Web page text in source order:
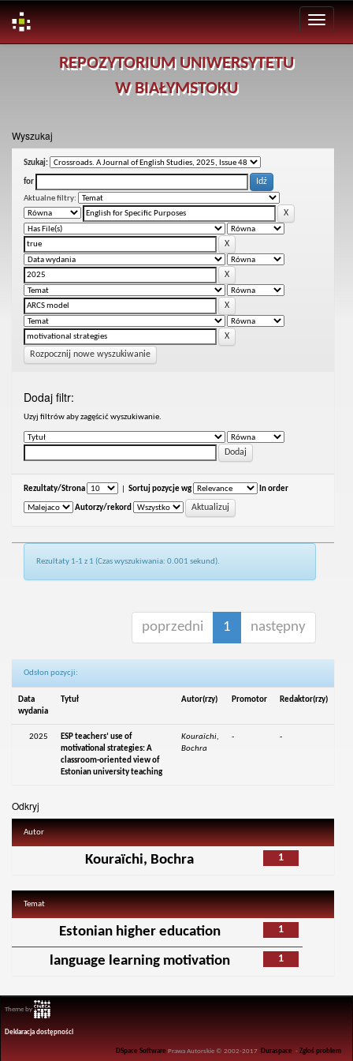
REPOZYTORIUM UNIWERSYTETU
W BIAŁYMSTOKU
Wyszukaj
Szukaj:
for
Aktualne filtry:
Rozpocznij nowe wyszukiwanie
Dodaj filtr:
Uzyj filtrów aby zagęścić wyszukiwanie.
Rezultaty/Strona Sortuj pozycje wg In order
Autorzy/rekord
Rezultaty 1-1 z 1 (Czas wyszukiwania: 0.001 sekund).
poprzedni 1 następny
Odsłon pozycji:
Data
wydania
Tytuł Autor(rzy) Promotor Redaktor(rzy)
2025
ESP teachers’ use of
motivational strategies: A
classroom-oriented view of
Estonian university teaching
Kouraïchi,
Bochra
- -
Odkryj
Autor
1
Kouraïchi, Bochra
Temat
1
Estonian higher education
1
language learning motivation
Theme by
Deklaracja dostępności
DSpace Software Prawa Autorskie © 2002-2017 Duraspace -Zgłoś problem